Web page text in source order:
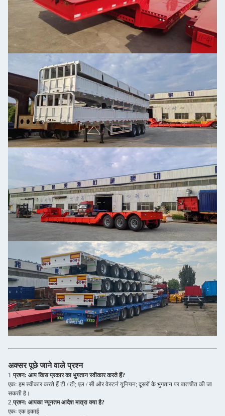
अक्सर पूछे जाने वाले प्रश्न
1. प्रश्न: आप किस प्रकार का भुगतान स्वीकार करते हैं?
एकः हम स्वीकार करते हैं टी / टी; एल / सी और वेस्टर्न यूनियन; दूसरों के भुगतान पर बातचीत की जा
सकती है।
2. प्रश्न: आपका न्यूनतम आदेश मात्रा क्या है?
एकः एक इकाई